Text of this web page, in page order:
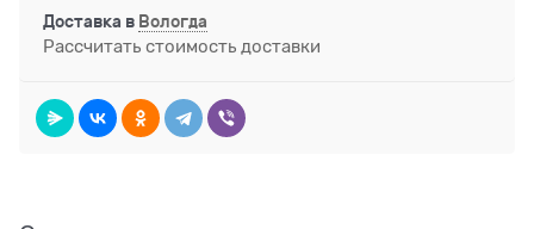
Доставка в Вологда
Рассчитать стоимость доставки